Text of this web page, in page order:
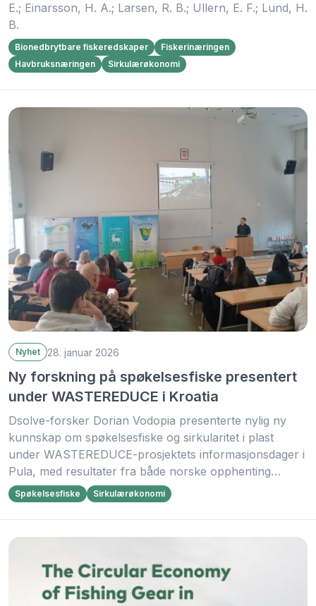
E.; Einarsson, H. A.; Larsen, R. B.; Ullern, E. F.; Lund, H.
B.
Bionedbrytbare fiskeredskaper
Fiskerinæringen
Havbruksnæringen
Sirkulærøkonomi
Nyhet 28. januar 2026
Ny forskning på spøkelsesfiske presentert
under WASTEREDUCE i Kroatia
Dsolve-forsker Dorian Vodopia presenterte nylig ny
kunnskap om spøkelsesfiske og sirkularitet i plast
under WASTEREDUCE-prosjektets informasjonsdager i
Pula, med resultater fra både norske opphenting…
Spøkelsesfiske Sirkulærøkonomi